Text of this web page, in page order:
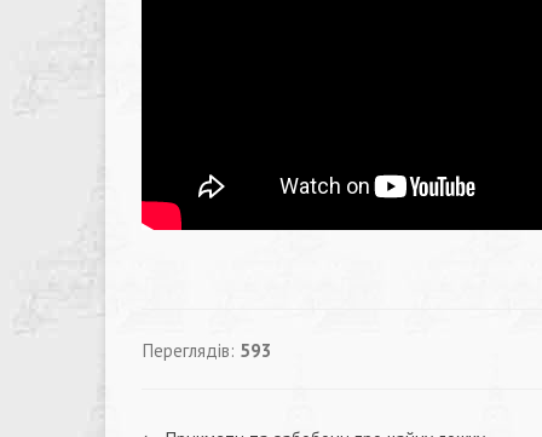
Переглядів: 593